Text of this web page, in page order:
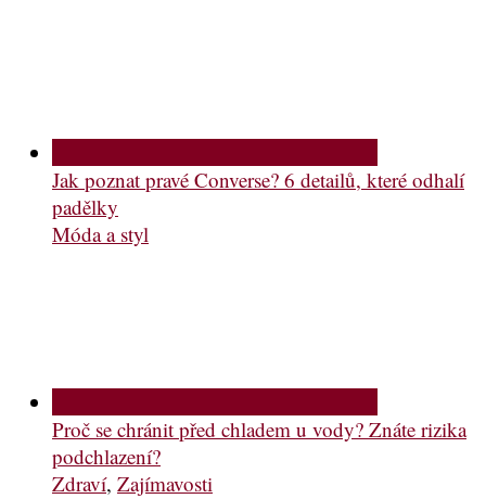
Jak poznat pravé Converse? 6 detailů, které odhalí
padělky
Móda a styl
Proč se chránit před chladem u vody? Znáte rizika
podchlazení?
Zdraví, Zajímavosti